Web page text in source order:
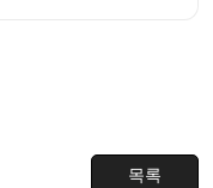
목록